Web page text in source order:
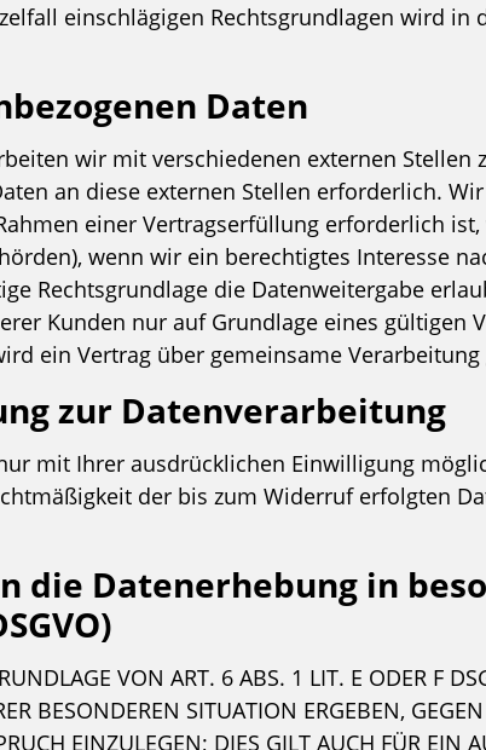
einschlägigen Rechtsgrundlagen wird in
Daten
wir mit verschiedenen externen
an diese externen Stellen erforderlich.
einer Vertragserfüllung erforderlich
wenn wir ein berechtigtes Interesse
Rechtsgrundlage die Datenweitergabe
Kunden nur auf Grundlage eines gültigen
ein Vertrag über gemeinsame Verarbeitung
zur Datenverarbeitung
mit Ihrer ausdrücklichen Einwilligung
der bis zum Widerruf erfolgten
die Datenerhebung in
VON ART. 6 ABS. 1 LIT. E ODER F
BESONDEREN SITUATION ERGEBEN,
EINZULEGEN; DIES GILT AUCH FÜR EIN